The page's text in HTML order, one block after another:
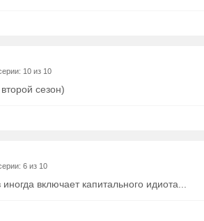
10 из 10
сезон)
6 из 10
включает капитального идиота...